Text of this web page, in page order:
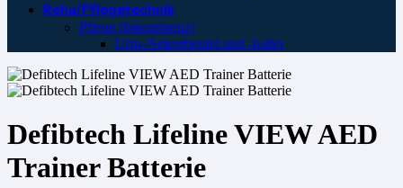
Reha/Pflegetechnik
Pflege (Inkontinenz)
Urin-/Sekretbeutel und -halter
Defibtech Lifeline VIEW AED
Trainer Batterie